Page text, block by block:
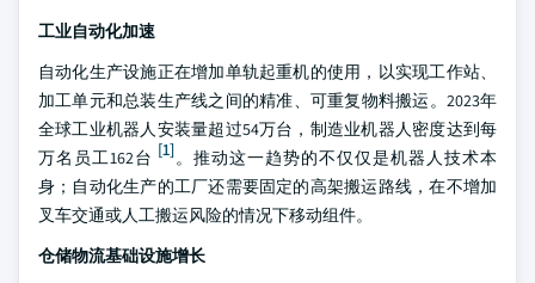
工业自动化加速
自动化生产设施正在增加单轨起重机的使用，以实现工作站、
加工单元和总装生产线之间的精准、可重复物料搬运。2023年
全球工业机器人安装量超过54万台，制造业机器人密度达到每
万名员工162台 [1]。推动这一趋势的不仅仅是机器人技术本
身；自动化生产的工厂还需要固定的高架搬运路线，在不增加
叉车交通或人工搬运风险的情况下移动组件。
仓储物流基础设施增长